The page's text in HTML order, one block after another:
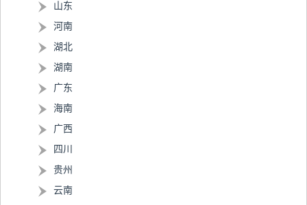
山东
河南
湖北
湖南
广东
海南
广西
四川
贵州
云南